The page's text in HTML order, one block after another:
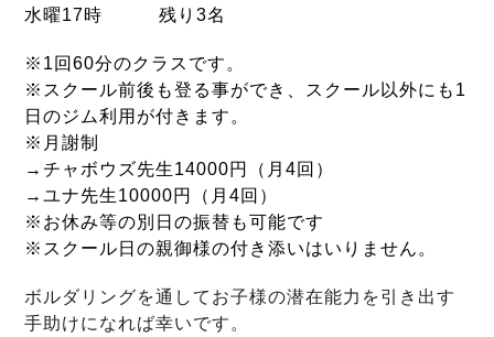
水曜17時 残り3名
※1回60分のクラスです。
※スクール前後も登る事ができ、スクール以外にも1
日のジム利用が付きます。
※月謝制
→チャボウズ先生14000円（月4回）
→ユナ先生10000円（月4回）
※お休み等の別日の振替も可能です
※スクール日の親御様の付き添いはいりません。
ボルダリングを通してお子様の潜在能力を引き出す
手助けになれば幸いです。